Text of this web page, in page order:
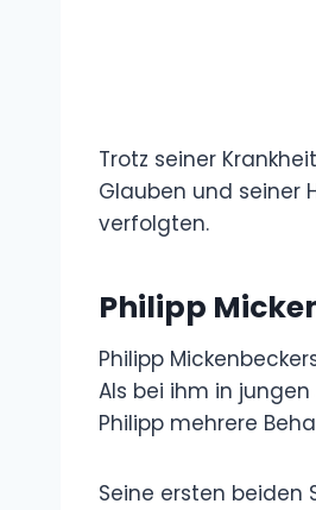
Trotz seiner
Glauben und seiner
verfolgten.
Philipp
Philipp
Als bei ihm in
Philipp mehrere
Seine ersten beiden